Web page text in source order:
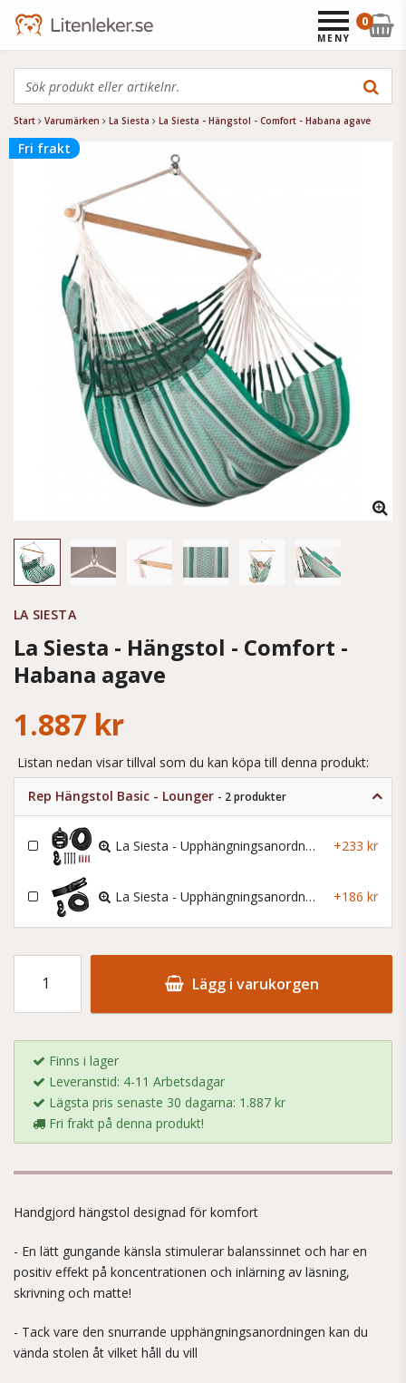
Start Varumärken La Siesta La Siesta - Hängstol - Comfort - Habana agave
Fri frakt
LA SIESTA
La Siesta - Hängstol - Comfort -
Habana agave
1.887 kr
Listan nedan visar tillval som du kan köpa till denna produkt:
Rep Hängstol Basic - Lounger - 2 produkter
La Siesta - Upphängningsanordning Till Hängstolar - Casa Mount +233 kr
La Siesta - Upphängningsanordning Till Hängstolar - Tree Mount +186 kr
Lägg i varukorgen
Finns i lager
Leveranstid: 4-11 Arbetsdagar
Lägsta pris senaste 30 dagarna: 1.887 kr
Fri frakt på denna produkt!
Handgjord hängstol designad för komfort
- En lätt gungande känsla stimulerar balanssinnet och har en
positiv effekt på koncentrationen och inlärning av läsning,
skrivning och matte!
- Tack vare den snurrande upphängningsanordningen kan du
vända stolen åt vilket håll du vill
0
MENY